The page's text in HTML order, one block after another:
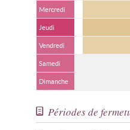
Mercredi
Jeudi
Vendredi
Samedi
Dimanche
Périodes de